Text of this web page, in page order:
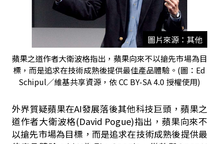
圖片來源：其他
蘋果之道作者大衛波格指出，蘋果向來不以搶先市場為目
標，而是追求在技術成熟後提供最佳產品體驗。(圖：Ed
Schipul／維基共享資源，依 CC BY-SA 4.0 授權使用)
外界質疑蘋果在AI發展落後其他科技巨頭，蘋果之
道作者大衛波格(David Pogue)指出，蘋果向來不
以搶先市場為目標，而是追求在技術成熟後提供最